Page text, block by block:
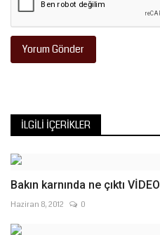
Yorum Gönder
İLGILI İÇERIKLER
Bakın karnında ne çıktı VİDEO
Haziran 8, 2012 0